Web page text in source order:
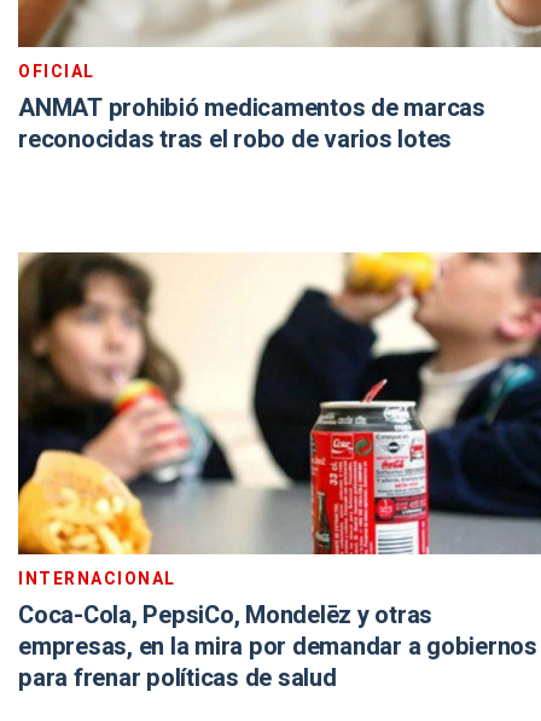
OFICIAL
ANMAT prohibió medicamentos de marcas
reconocidas tras el robo de varios lotes
INTERNACIONAL
Coca-Cola, PepsiCo, Mondelēz y otras
empresas, en la mira por demandar a gobiernos
para frenar políticas de salud